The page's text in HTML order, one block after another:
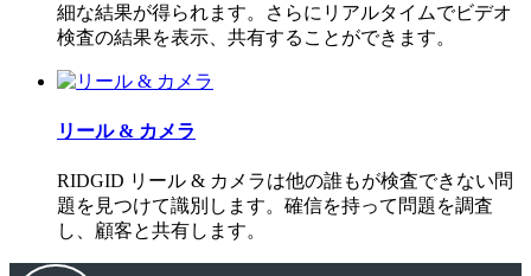
細な結果が得られます。さらにリアルタイムでビデオ
検査の結果を表示、共有することができます。
リール & カメラ
RIDGID リール & カメラは他の誰もが検査できない問
題を見つけて識別します。確信を持って問題を調査
し、顧客と共有します。